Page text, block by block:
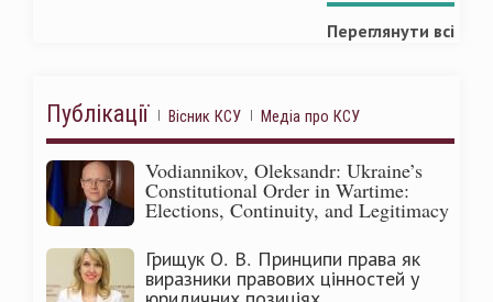
Переглянути всі
Публікації Вісник КСУ Медіа про КСУ
Vodiannikov, Oleksandr: Ukraine’s
Constitutional Order in Wartime:
Elections, Continuity, and Legitimacy
Грищук О. В. Принципи права як
виразники правових цінностей у